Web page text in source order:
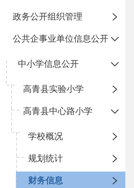
政务公开组织管理
公共企事业单位信息公开
中小学信息公开
高青县实验小学
高青县中心路小学
学校概况
规划统计
财务信息